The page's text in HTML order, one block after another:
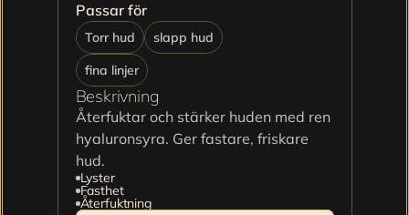
Passar för
Torr hud
slapp hud
fina linjer
Beskrivning
Återfuktar och stärker huden med ren
hyaluronsyra. Ger fastare, friskare
hud.
Lyster
Fasthet
Återfuktning